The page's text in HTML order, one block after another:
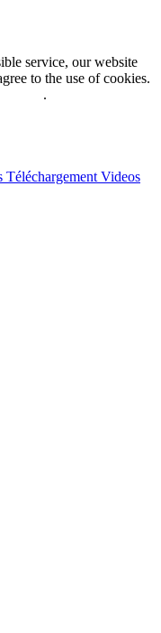
service, our website
to the use of cookies.
.
Téléchargement Videos